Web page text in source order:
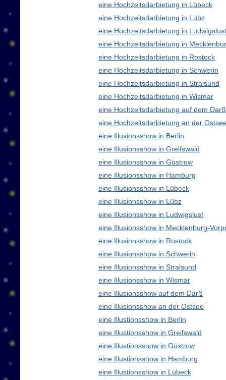
eine Hochzeitsdarbietung in Lübeck
eine Hochzeitsdarbietung in Lübz
eine Hochzeitsdarbietung in Ludwigslust
eine Hochzeitsdarbietung in
eine Hochzeitsdarbietung in Rostock
eine Hochzeitsdarbietung in Schwerin
eine Hochzeitsdarbietung in Stralsund
eine Hochzeitsdarbietung in Wismar
eine Hochzeitsdarbietung auf dem Darß
eine Hochzeitsdarbietung an der
eine Illusionsshow in Berlin
eine Illusionsshow in Greifswald
eine Illusionsshow in Güstrow
eine Illusionsshow in Hamburg
eine Illusionsshow in Lübeck
eine Illusionsshow in Lübz
eine Illusionsshow in Ludwigslust
eine Illusionsshow in Mecklenburg-
eine Illusionsshow in Rostock
eine Illusionsshow in Schwerin
eine Illusionsshow in Stralsund
eine Illusionsshow in Wismar
eine Illusionsshow auf dem Darß
eine Illusionsshow an der Ostsee
eine Illustionsshow in Berlin
eine Illustionsshow in Greifswald
eine Illustionsshow in Güstrow
eine Illustionsshow in Hamburg
eine Illustionsshow in Lübeck